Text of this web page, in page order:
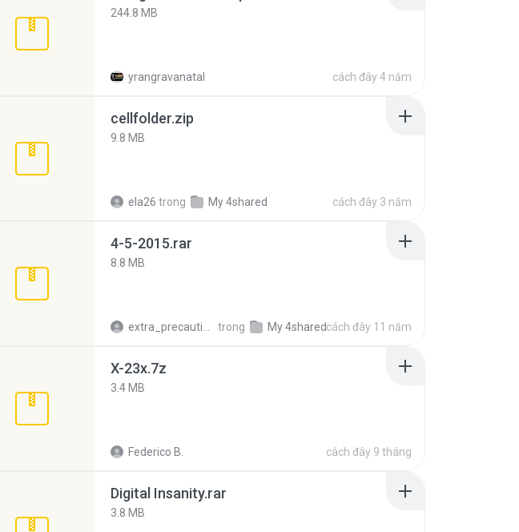
244.8 MB
yrangravanatal cách đây 4 năm
cellfolder.zip
9.8 MB
ela26 trong My 4shared cách đây 3 năm
4-5-2015.rar
8.8 MB
trong My 4sharedcách đây 11 năm
X-23x.7z
3.4 MB
Federico B. cách đây 9 tháng
Digital Insanity.rar
3.8 MB